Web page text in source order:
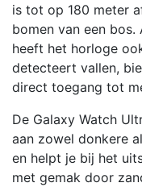
is tot op 180 meter
bomen van een bos.
heeft het horloge
detecteert vallen,
direct toegang tot
De Galaxy Watch
aan zowel donkere
en helpt je bij het
met gemak door